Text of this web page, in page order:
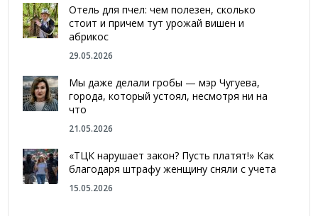
Отель для пчел: чем полезен, сколько
стоит и причем тут урожай вишен и
абрикос
29.05.2026
Мы даже делали гробы — мэр Чугуева,
города, который устоял, несмотря ни на
что
21.05.2026
«ТЦК нарушает закон? Пусть платят!» Как
благодаря штрафу женщину сняли с учета
15.05.2026